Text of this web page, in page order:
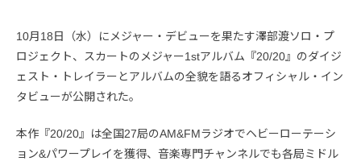
10月18日（水）にメジャー・デビューを果たす澤部渡ソロ・プ
ロジェクト、スカートのメジャー1stアルバム『20/20』のダイジ
ェスト・トレイラーとアルバムの全貌を語るオフィシャル・イン
タビューが公開された。
本作『20/20』は全国27局のAM&FMラジオでヘビーローテーシ
ョン&パワープレイを獲得、音楽専門チャンネルでも各局ミドル